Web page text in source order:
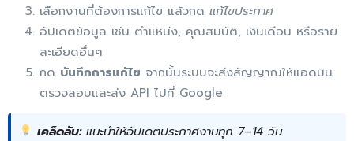
เลือกงานที่ต้องการแก้ไข แล้วกด แก้ไขประกาศ
อัปเดตข้อมูล เช่น ตำแหน่ง, คุณสมบัติ, เงินเดือน หรือราย
ละเอียดอื่นๆ
กด บันทึกการแก้ไข จากนั้นระบบจะส่งสัญญาณให้แอดมิน
ตรวจสอบและส่ง API ไปที่ Google
เคล็ดลับ:แนะนำให้อัปเดตประกาศงานทุก 7–14 วัน